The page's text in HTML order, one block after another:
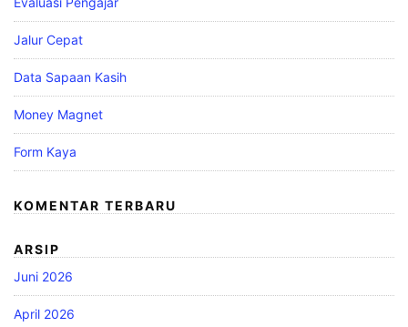
Jalur Cepat
Data Sapaan Kasih
Money Magnet
Form Kaya
KOMENTAR TERBARU
ARSIP
Juni 2026
April 2026